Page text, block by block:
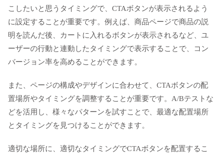
こしたいと思うタイミングで、CTAボタンが表示されるよう
に設定することが重要です。例えば、商品ページで商品の説
明を読んだ後、カートに入れるボタンが表示されるなど、ユ
ーザーの行動と連動したタイミングで表示することで、コン
バージョン率を高めることができます。
また、ページの構成やデザインに合わせて、CTAボタンの配
置場所やタイミングを調整することが重要です。A/Bテストな
どを活用し、様々なパターンを試すことで、最適な配置場所
とタイミングを見つけることができます。
適切な場所に、適切なタイミングでCTAボタンを配置するこ